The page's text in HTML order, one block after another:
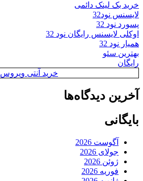
خرید بک لینک دائمی
لایسنس نود32
پسورد نود 32
اوکلی لایسنس رایگان نود 32
همیار نود 32
بهترین سئو
رایگان
خرید آنتی ویروس
آخرین دیدگاه‌ها
بایگانی
آگوست 2026
جولای 2026
ژوئن 2026
فوریه 2026